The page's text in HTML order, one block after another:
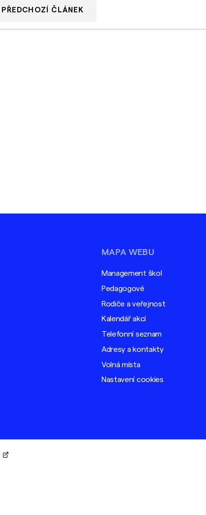
PŘEDCHOZÍ ČLÁNEK
MAPA WEBU
Management škol
Pedagogové
Rodiče a veřejnost
Kalendář akcí
Telefonní seznam
Adresy a kontakty
Volná místa
Nastavení cookies